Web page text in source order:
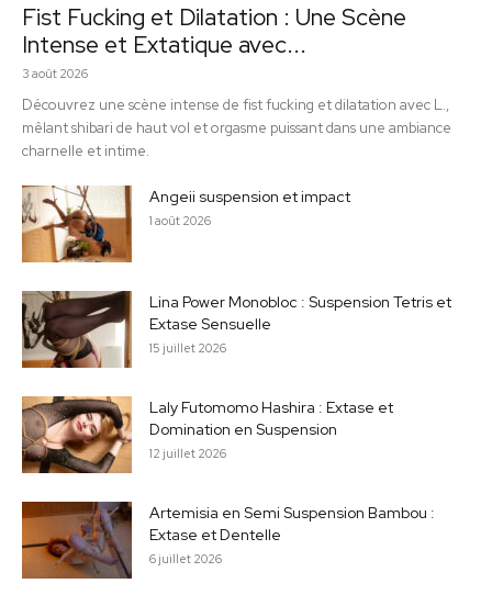
Fist Fucking et Dilatation : Une Scène
Intense et Extatique avec...
3 août 2026
Découvrez une scène intense de fist fucking et dilatation avec L.,
mêlant shibari de haut vol et orgasme puissant dans une ambiance
charnelle et intime.
Angeii suspension et impact
1 août 2026
Lina Power Monobloc : Suspension Tetris et
Extase Sensuelle
15 juillet 2026
Laly Futomomo Hashira : Extase et
Domination en Suspension
12 juillet 2026
Artemisia en Semi Suspension Bambou :
Extase et Dentelle
6 juillet 2026